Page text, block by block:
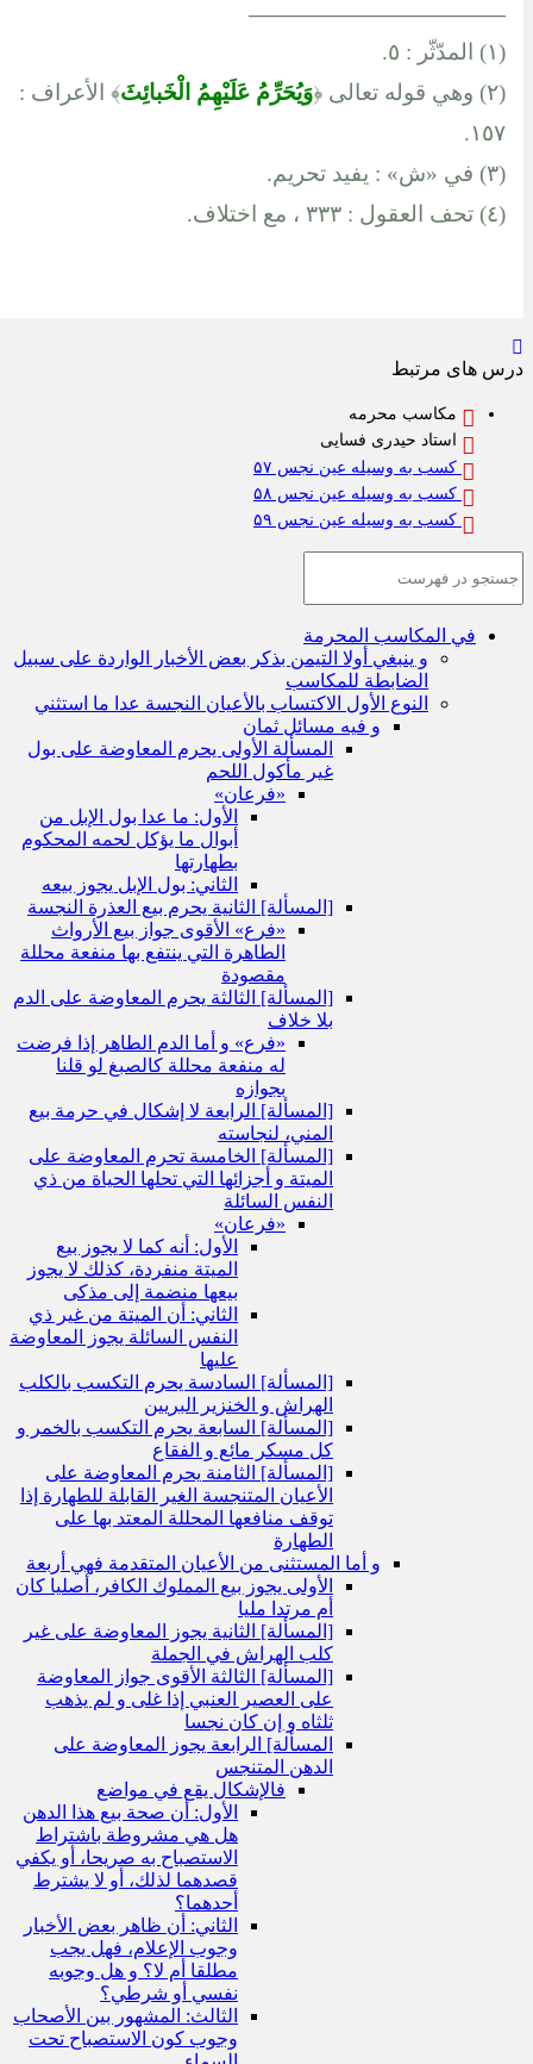
﴿ وَيُحَرِّمُ عَلَيْهِمُ الْخَبائِثَ﴾الأعراف :
١٥٧.
های مرتبط
مکاسب محرمه
استاد حیدری فسایی
کسب به وسیله عین نجس ۵۷
کسب به وسیله عین نجس ۵۸
کسب به وسیله عین نجس ۵۹
في المكاسب المحرمة
و ينبغي أولا التيمن بذكر بعض الأخبار الواردة على سبيل
الضابطة للمكاسب
النوع الأول الاكتساب بالأعيان النجسة عدا ما استثني
و فيه مسائل ثمان
المسألة الأولى يحرم المعاوضة على بول
غير مأكول اللحم
«فرعان»
الأول: ما عدا بول الإبل من
أبوال ما يؤكل لحمه المحكوم
بطهارتها
الثاني: بول الإبل يجوز بيعه
[المسألة] الثانية يحرم بيع العذرة النجسة
«فرع» الأقوى جواز بيع الأرواث
الطاهرة التي ينتفع بها منفعة محللة
مقصودة
[المسألة] الثالثة يحرم المعاوضة على الدم
بلا خلاف
«فرع» و أما الدم الطاهر إذا فرضت
له منفعة محللة كالصبغ لو قلنا
بجوازه
[المسألة] الرابعة لا إشكال في حرمة بيع
المني، لنجاسته
[المسألة] الخامسة تحرم المعاوضة على
الميتة و أجزائها التي تحلها الحياة من ذي
النفس السائلة
«فرعان»
الأول: أنه كما لا يجوز بيع
الميتة منفردة، كذلك لا يجوز
بيعها منضمة إلى مذكى
الثاني: أن الميتة من غير ذي
النفس السائلة يجوز المعاوضة
عليها
[المسألة] السادسة يحرم التكسب بالكلب
الهراش و الخنزير البريين
[المسألة] السابعة يحرم التكسب بالخمر و
كل مسكر مائع و الفقاع
[المسألة] الثامنة يحرم المعاوضة على
الأعيان المتنجسة الغير القابلة للطهارة إذا
توقف منافعها المحللة المعتد بها على
الطهارة
و أما المستثنى من الأعيان المتقدمة فهي أربعة
الأولى يجوز بيع المملوك الكافر، أصليا كان
أم مرتدا مليا
[المسألة] الثانية يجوز المعاوضة على غير
كلب الهراش في الجملة
[المسألة] الثالثة الأقوى جواز المعاوضة
على العصير العنبي إذا غلى و لم يذهب
ثلثاه و إن كان نجسا
المسألة] الرابعة يجوز المعاوضة على
الدهن المتنجس
فالإشكال يقع في مواضع
الأول: أن صحة بيع هذا الدهن
هل هي مشروطة باشتراط
الاستصباح به صريحا، أو يكفي
قصدهما لذلك، أو لا يشترط
أحدهما؟
الثاني: أن ظاهر بعض الأخبار
وجوب الإعلام، فهل يجب
مطلقا أم لا؟ و هل وجوبه
نفسي أو شرطي؟
الثالث: المشهور بين الأصحاب
وجوب كون الاستصباح تحت